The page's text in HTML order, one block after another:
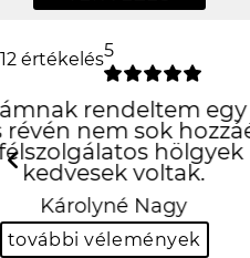
12 értékelés5
csúcs lett
köszi!
Viktor Kovács
Previous Next
további vélemények